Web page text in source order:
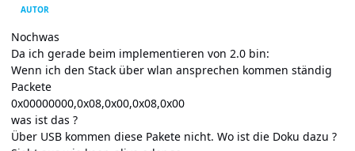
AUTOR
Nochwas
Da ich gerade beim implementieren von 2.0 bin:
Wenn ich den Stack über wlan ansprechen kommen ständig
Packete
0x00000000,0x08,0x00,0x08,0x00
was ist das ?
Über USB kommen diese Pakete nicht. Wo ist die Doku dazu ?